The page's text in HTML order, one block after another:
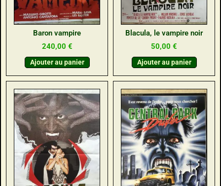
Baron vampire
240,00 €
Ajouter au panier
Blacula, le vampire noir
50,00 €
Ajouter au panier